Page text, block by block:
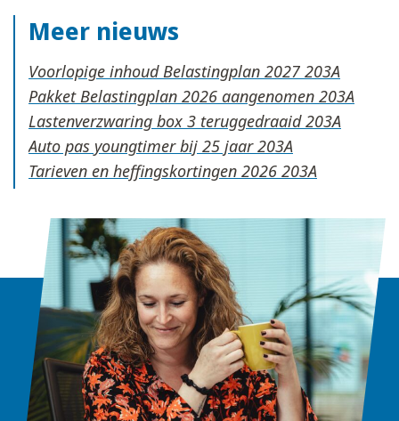
Meer nieuws
Voorlopige inhoud Belastingplan 2027
Pakket Belastingplan 2026 aangenomen
Lastenverzwaring box 3 teruggedraaid
Auto pas youngtimer bij 25 jaar
Tarieven en heffingskortingen 2026